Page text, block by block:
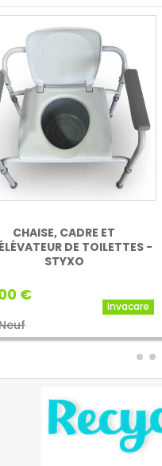
CHAISE, CADRE ET
DE TOILETTES -
STYXO
€
Invacare